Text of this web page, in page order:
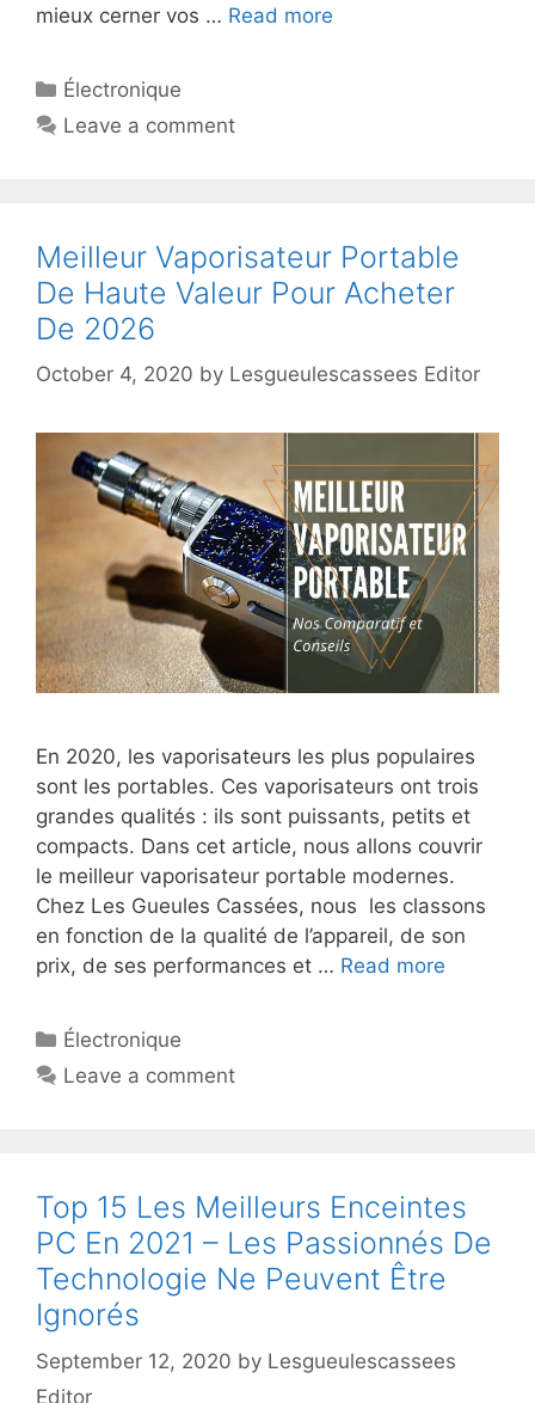
mieux cerner vos … Read more
Électronique
Leave a comment
Meilleur Vaporisateur Portable
De Haute Valeur Pour Acheter
De 2026
October 4, 2020 by Lesgueulescassees Editor
En 2020, les vaporisateurs les plus populaires
sont les portables. Ces vaporisateurs ont trois
grandes qualités : ils sont puissants, petits et
compacts. Dans cet article, nous allons couvrir
le meilleur vaporisateur portable modernes.
Chez Les Gueules Cassées, nous les classons
en fonction de la qualité de l’appareil, de son
prix, de ses performances et … Read more
Électronique
Leave a comment
Top 15 Les Meilleurs Enceintes
PC En 2021 – Les Passionnés De
Technologie Ne Peuvent Être
Ignorés
September 12, 2020 by Lesgueulescassees
Editor